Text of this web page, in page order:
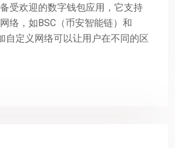
受欢迎的数字钱包应用，它支持
络，如BSC（币安智能链）和
自定义网络可以让用户在不同的区